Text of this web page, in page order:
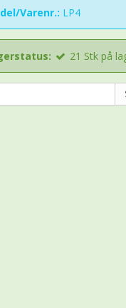
Varenr.: LP4
21 Stk på